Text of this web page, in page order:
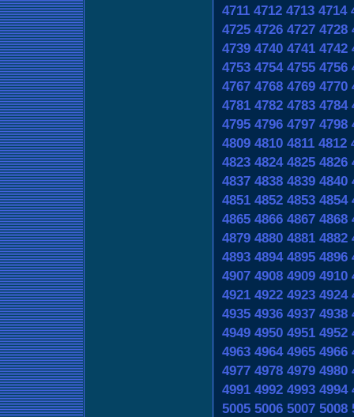
4711 4712 4713 4714
4725 4726 4727 4728
4739 4740 4741 4742
4753 4754 4755 4756
4767 4768 4769 4770
4781 4782 4783 4784
4795 4796 4797 4798
4809 4810 4811 4812
4823 4824 4825 4826
4837 4838 4839 4840
4851 4852 4853 4854
4865 4866 4867 4868
4879 4880 4881 4882
4893 4894 4895 4896
4907 4908 4909 4910
4921 4922 4923 4924
4935 4936 4937 4938
4949 4950 4951 4952
4963 4964 4965 4966
4977 4978 4979 4980
4991 4992 4993 4994
5005 5006 5007 5008